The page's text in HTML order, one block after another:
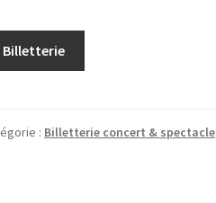
Billetterie
: Billetterie concert & spectacle